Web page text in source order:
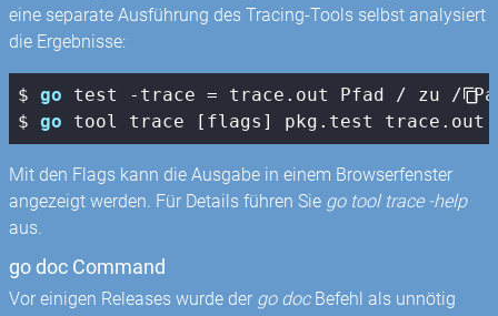
eine separate Ausführung des Tracing-Tools selbst analysiert
die Ergebnisse:
$ go test -trace = trace.out Pfad / zu /
$ go tool trace [flags] pkg.test trace.out
Mit den Flags kann die Ausgabe in einem Browserfenster
angezeigt werden. Für Details führen Sie go tool trace -help
aus.
go doc Command
Vor einigen Releases wurde der go docBefehl als unnötig